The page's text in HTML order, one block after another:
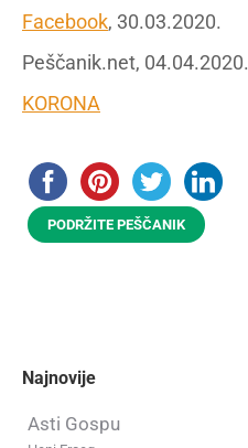
Facebook, 30.03.2020.
Peščanik.net, 04.04.2020.
KORONA
PODRŽITE PEŠČANIK
Najnovije
Asti Gospu